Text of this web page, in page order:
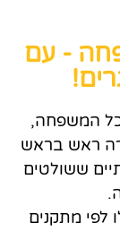
- עם
המשפחה,
ראש בראש
ששולטים
לפי מתקנים